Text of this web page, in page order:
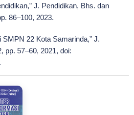
J. Pendidikan, Bhs. dan
86–100, 2023.
22 Kota Samarinda,” J.
pp. 57–60, 2021, doi: